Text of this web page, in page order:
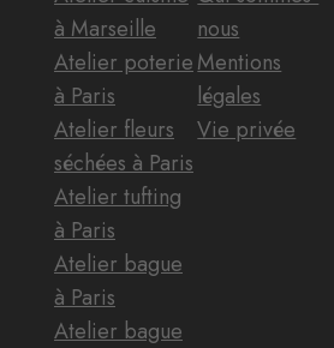
à Marseille
Atelier poterie
à Paris
Atelier fleurs
séchées à Paris
Atelier tufting
à Paris
Atelier bague
à Paris
Atelier bague
nous
Mentions
légales
Vie privée